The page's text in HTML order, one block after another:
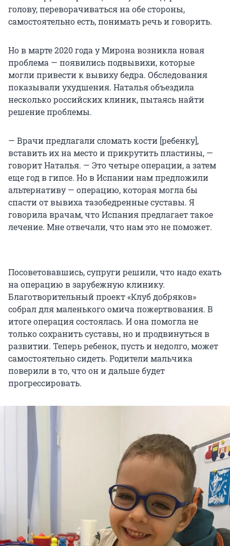
голову, переворачиваться на обе стороны,
самостоятельно есть, понимать речь и говорить.
Но в марте 2020 года у Мирона возникла новая
проблема — появились подвывихи, которые
могли привести к вывиху бедра. Обследования
показывали ухудшения. Наталья объездила
несколько российских клиник, пытаясь найти
решение проблемы.
— Врачи предлагали сломать кости [ребенку],
вставить их на место и прикрутить пластины, —
говорит Наталья. — Это четыре операции, а затем
еще год в гипсе. Но в Испании нам предложили
альтернативу — операцию, которая могла бы
спасти от вывиха тазобедренные суставы. Я
говорила врачам, что Испания предлагает такое
лечение. Мне отвечали, что нам это не поможет.
Посоветовавшись, супруги решили, что надо ехать
на операцию в зарубежную клинику.
Благотворительный проект «Клуб добряков»
собрал для маленького омича пожертвования. В
итоге операция состоялась. И она помогла не
только сохранить суставы, но и продвинуться в
развитии. Теперь ребенок, пусть и недолго, может
самостоятельно сидеть. Родители мальчика
поверили в то, что он и дальше будет
прогрессировать.